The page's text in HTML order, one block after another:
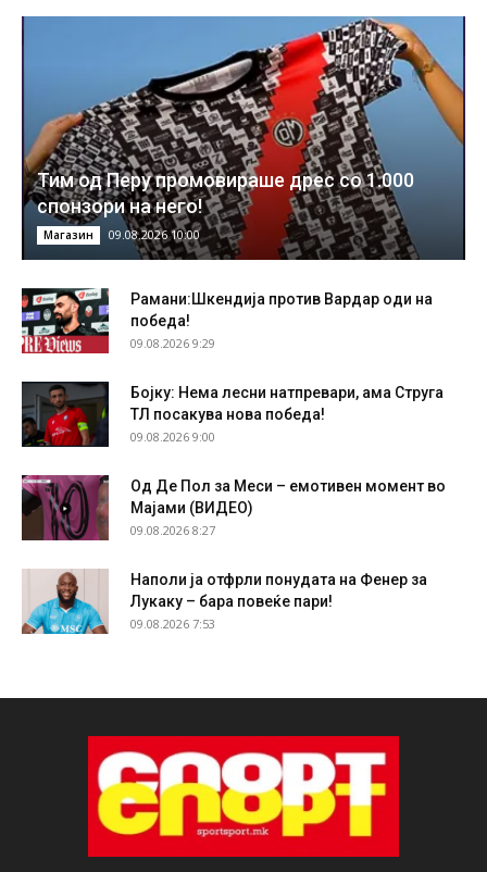
Тим од Перу промовираше дрес со 1.000
спонзори на него!
Магазин 09.08.2026 10:00
Рамани:Шкендија против Вардар оди на
победа!
09.08.2026 9:29
Бојку: Нема лесни натпревари, ама Струга
ТЛ посакува нова победа!
09.08.2026 9:00
Од Де Пол за Меси – емотивен момент во
Мајами (ВИДЕО)
09.08.2026 8:27
Наполи ја отфрли понудата на Фенер за
Лукаку – бара повеќе пари!
09.08.2026 7:53